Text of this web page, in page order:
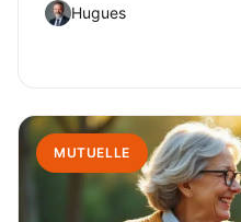
Hugues
MUTUELLE